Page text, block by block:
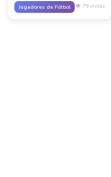
de partido.
Jugadores de Fútbol 👁️ 79 vistas